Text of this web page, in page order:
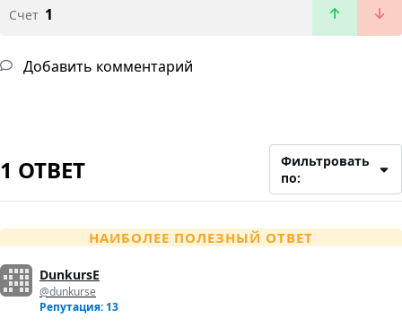
Счет 1
Добавить комментарий
1 ОТВЕТ
Фильтровать
по:
НАИБОЛЕЕ ПОЛЕЗНЫЙ ОТВЕТ
DunkursE
@dunkurse
Репутация: 13